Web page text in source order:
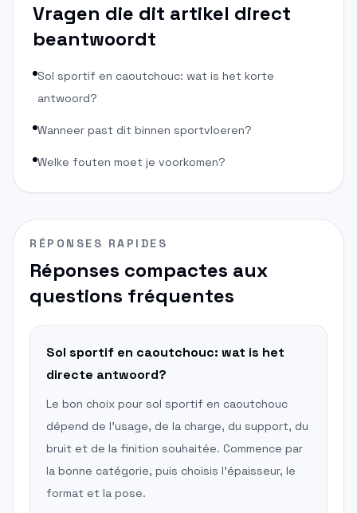
Vragen die dit artikel direct
beantwoordt
Sol sportif en caoutchouc: wat is het korte
antwoord?
Wanneer past dit binnen sportvloeren?
Welke fouten moet je voorkomen?
RÉPONSES RAPIDES
Réponses compactes aux
questions fréquentes
Sol sportif en caoutchouc: wat is het
directe antwoord?
Le bon choix pour sol sportif en caoutchouc
dépend de l'usage, de la charge, du support, du
bruit et de la finition souhaitée. Commence par
la bonne catégorie, puis choisis l'épaisseur, le
format et la pose.